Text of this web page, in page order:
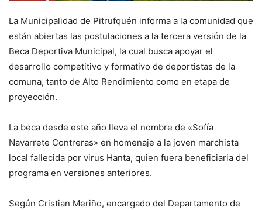
La Municipalidad de Pitrufquén informa a la comunidad que
están abiertas las postulaciones a la tercera versión de la
Beca Deportiva Municipal, la cual busca apoyar el
desarrollo competitivo y formativo de deportistas de la
comuna, tanto de Alto Rendimiento como en etapa de
proyección.
La beca desde este año lleva el nombre de «Sofía
Navarrete Contreras» en homenaje a la joven marchista
local fallecida por virus Hanta, quien fuera beneficiaria del
programa en versiones anteriores.
Según Cristian Meriño, encargado del Departamento de